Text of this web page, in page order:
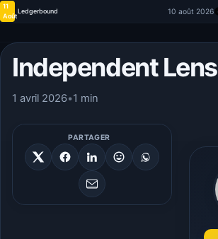
11
Août
Ledgerbound 10 août 2026
Independent Lens
1 avril 2026•1 min
PARTAGER